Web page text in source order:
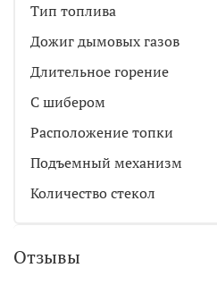
Тип топлива
Дожиг дымовых газов
Длительное горение
С шибером
Расположение топки
Подъемный механизм
Количество стекол
Отзывы